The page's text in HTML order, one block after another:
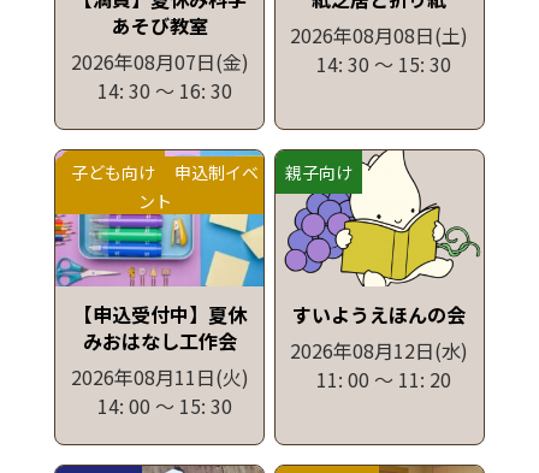
あそび教室
2026年08月07日(金)
14: 30 〜 16: 30
2026年08月08日(土)
14: 30 〜 15: 30
子ども向け
申込制イベ
ント
【申込受付中】夏休
みおはなし工作会
2026年08月11日(火)
14: 00 〜 15: 30
親子向け
すいようえほんの会
2026年08月12日(水)
11: 00 〜 11: 20